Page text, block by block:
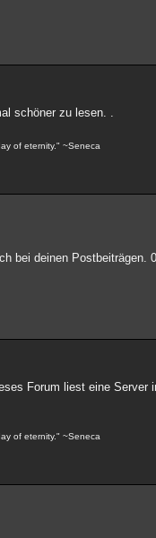
schöner zu lesen. .
of eternity." ~Seneca
bei deinen
Forum liest eine
of eternity." ~Seneca